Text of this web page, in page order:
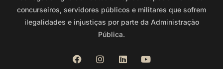
concurseiros, servidores públicos e militares que sofrem
ilegalidades e injustiças por parte da Administração
Pública.